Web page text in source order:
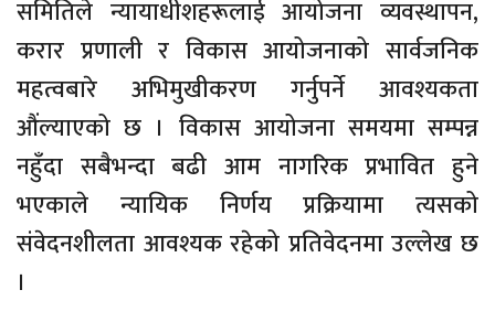
समितिले न्यायाधीशहरूलाई आयोजना व्यवस्थापन,
करार प्रणाली र विकास आयोजनाको सार्वजनिक
महत्वबारे अभिमुखीकरण गर्नुपर्ने आवश्यकता
औंल्याएको छ । विकास आयोजना समयमा सम्पन्न
नहुँदा सबैभन्दा बढी आम नागरिक प्रभावित हुने
भएकाले न्यायिक निर्णय प्रक्रियामा त्यसको
संवेदनशीलता आवश्यक रहेको प्रतिवेदनमा उल्लेख छ
।